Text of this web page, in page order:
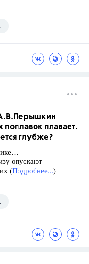
А.В.Перышкин
поплавок плавает.
глубже?
опускают
(Подробнее...)